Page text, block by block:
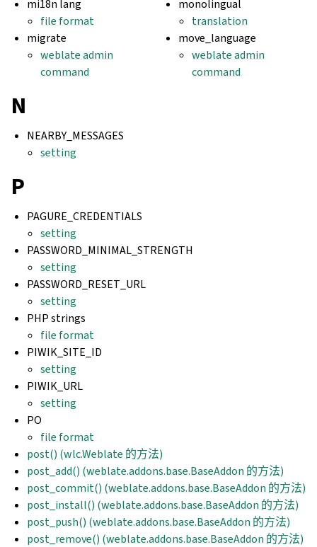
mi18n lang
file format
migrate
weblate admin
command
monolingual
translation
move_language
weblate admin
command
N
NEARBY_MESSAGES
setting
P
PAGURE_CREDENTIALS
setting
PASSWORD_MINIMAL_STRENGTH
setting
PASSWORD_RESET_URL
setting
PHP strings
file format
PIWIK_SITE_ID
setting
PIWIK_URL
setting
PO
file format
post() (wlc.Weblate 的方法)
post_add() (weblate.addons.base.BaseAddon 的方法)
post_commit() (weblate.addons.base.BaseAddon 的方法)
post_install() (weblate.addons.base.BaseAddon 的方法)
post_push() (weblate.addons.base.BaseAddon 的方法)
post_remove() (weblate.addons.base.BaseAddon 的方法)